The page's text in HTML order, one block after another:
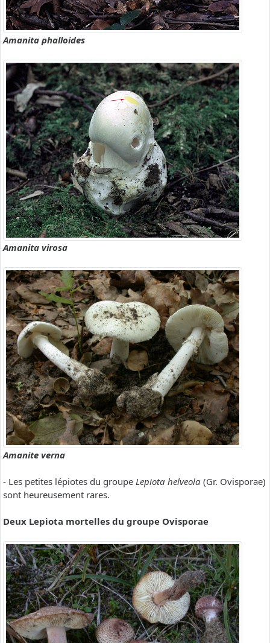
Amanita phalloides
Amanita virosa
Amanite verna
- Les petites lépiotes du groupe Lepiota helveola (Gr. Ovisporae)
sont heureusement rares.
Deux Lepiota mortelles du groupe Ovisporae